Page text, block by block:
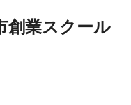
業スクール